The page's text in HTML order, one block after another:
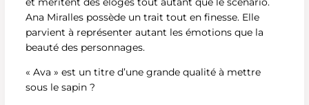
Ana Miralles possède un trait tout en finesse. Elle
parvient à représenter autant les émotions que la
beauté des personnages.
« Ava » est un titre d’une grande qualité à mettre
sous le sapin ?